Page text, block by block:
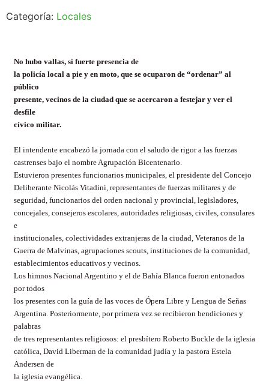
Categoría: Locales
No hubo vallas, sí fuerte presencia de
la policía local a pie y en moto, que se ocuparon de “ordenar” al
público
presente, vecinos de la ciudad que se acercaron a festejar y ver el
desfile
cívico militar.
El intendente encabezó la jornada con el saludo de rigor a las fuerzas
castrenses bajo el nombre Agrupación Bicentenario.
Estuvieron presentes funcionarios municipales, el presidente del Concejo
Deliberante Nicolás Vitadini, representantes de fuerzas militares y de
seguridad, funcionarios del orden nacional y provincial, legisladores,
concejales, consejeros escolares, autoridades religiosas, civiles, consulares
e
institucionales, colectividades extranjeras de la ciudad, Veteranos de la
Guerra de Malvinas, agrupaciones scouts, instituciones de la comunidad,
establecimientos educativos y vecinos.
Los himnos Nacional Argentino y el de Bahía Blanca fueron entonados
por todos
los presentes con la guía de las voces de Ópera Libre y Lengua de Señas
Argentina. Posteriormente, por primera vez se recibieron bendiciones y
palabras
de tres representantes religiosos: el presbítero Roberto Buckle de la iglesia
católica, David Liberman de la comunidad judía y la pastora Estela
Andersen de
la iglesia evangélica.